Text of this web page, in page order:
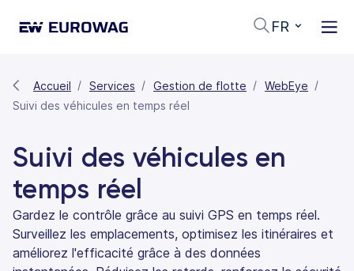
FR
Accueil Services Gestion de flotte
WebEye
Suivi des véhicules en temps réel
Suivi des véhicules en
temps réel
Gardez le contrôle grâce au suivi GPS en temps réel.
Surveillez les emplacements, optimisez les itinéraires et
améliorez l'efficacité grâce à des données